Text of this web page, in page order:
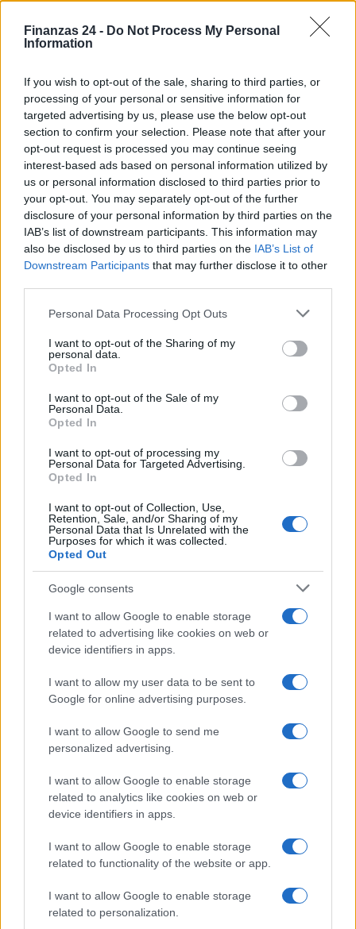
Finanzas 24 - Do Not Process My Personal
Information
If you wish to opt-out of the sale, sharing to third parties, or
processing of your personal or sensitive information for
targeted advertising by us, please use the below opt-out
section to confirm your selection. Please note that after your
opt-out request is processed you may continue seeing
interest-based ads based on personal information utilized by
us or personal information disclosed to third parties prior to
your opt-out. You may separately opt-out of the further
disclosure of your personal information by third parties on the
IAB’s list of downstream participants. This information may
also be disclosed by us to third parties on the IAB’s List of
Downstream Participants that may further disclose it to other
Please note that this website/app uses one or more Google
not limited to your visit or usage behaviour. You may click to
grant or deny consent to Google and its third-party tags to
use your data for below specified purposes in below Google
consent section.
Personal Data Processing Opt Outs
I want to opt-out of the Sharing of my
personal data.
Opted In
I want to opt-out of the Sale of my
Personal Data.
Opted In
I want to opt-out of processing my
Personal Data for Targeted Advertising.
Opted In
I want to opt-out of Collection, Use,
Retention, Sale, and/or Sharing of my
Personal Data that Is Unrelated with the
Purposes for which it was collected.
Opted Out
Google consents
I want to allow Google to enable storage
related to advertising like cookies on web or
device identifiers in apps.
I want to allow my user data to be sent to
Google for online advertising purposes.
I want to allow Google to send me
personalized advertising.
I want to allow Google to enable storage
related to analytics like cookies on web or
device identifiers in apps.
I want to allow Google to enable storage
related to functionality of the website or app.
I want to allow Google to enable storage
related to personalization.
mantienen su estabilidad
Lucía Herrera · 10 Ago 2026
NEWS
El Brent cae un 8.3% y arrastra a las materias primas
Lucía Herrera · 7 Ago 2026
Brent cae un 8.3% y arrastra a las materias primas en agosto
Lucía Herrera · 6 Ago 2026